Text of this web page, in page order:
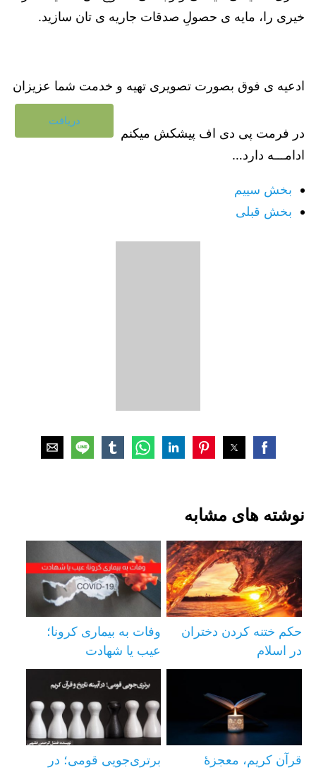
خیری را، مایه ی حصولِ صدقات جاریه ی تان سازید.
ادعیه ی فوق بصورت تصویری تهیه و خدمت شما عزیزان
در فرمت پی دی اف پیشکش میکنم
دریافت
ادامـــه دارد…
بخش سییم
بخش قبلی
نوشته های مشابه
حکم ختنه کردن دختران
در اسلام
وفات به بیماری کرونا؛
عیب یا شهادت
قرآن کریم، معجزۀ برتری‌جویی قومی؛ در